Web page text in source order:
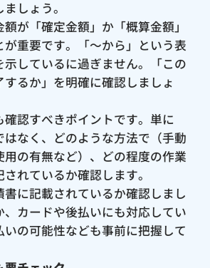
しょう。
が「確定金額」か「概算金額」
が重要です。「〜から」という表
しているに過ぎません。「この
るか」を明確に確認しましょ
認すべきポイントです。単に
はなく、どのような方法で（手動
用の有無など）、どの程度の作業
れているか確認します。
に記載されているか確認しまし
、カードや後払いにも対応してい
いの可能性なども事前に把握して